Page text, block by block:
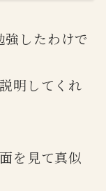
したわけで
明してくれ
を見て真似